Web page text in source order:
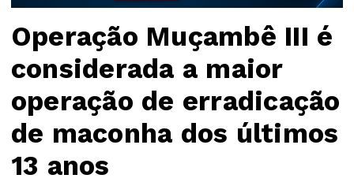
Operação Muçambê III é
considerada a maior
operação de erradicação
de maconha dos últimos
13 anos